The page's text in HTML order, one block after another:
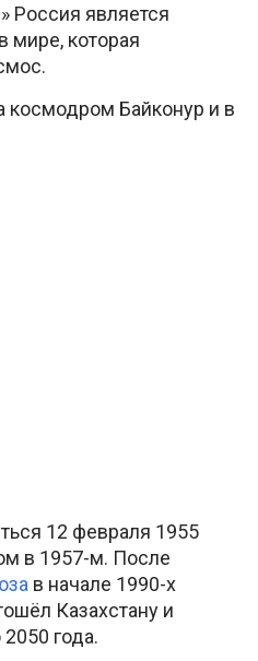
Россия является
мире, которая
космодром Байконур и в
12 февраля 1955
в 1957-м. После
в начале 1990-х
Казахстану и
года.